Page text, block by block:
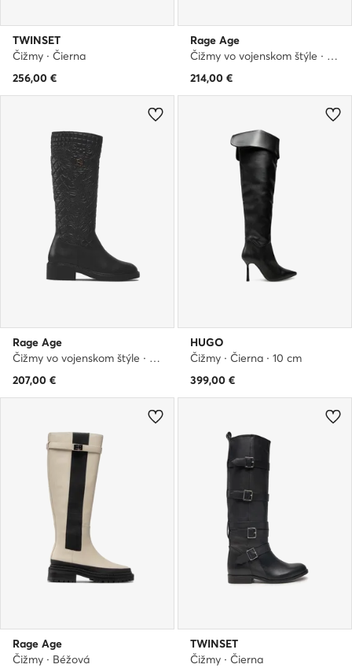
TWINSET
Čižmy · Čierna
256,00 €
Rage Age
Čižmy vo vojenskom štýle · Čierna
214,00 €
Rage Age
Čižmy vo vojenskom štýle · Čierna
207,00 €
HUGO
Čižmy · Čierna · 10 cm
399,00 €
Rage Age
Čižmy · Béžová
TWINSET
Čižmy · Čierna